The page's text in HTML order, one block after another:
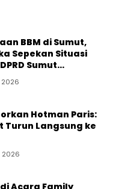
BBM di Sumut,
Sepekan Situasi
Sumut
2026
Hotman Paris:
Turun Langsung ke
2026
Acara Family